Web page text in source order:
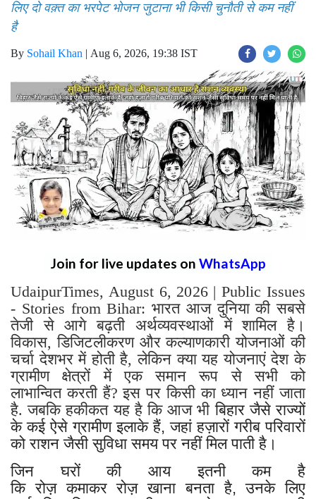
लिए दो वक़्त का भरपेट भोजन जुटाना भी किसी चुनौती से कम नहीं
है
By Sohail Khan | Aug 6, 2026, 19:38 IST
Join for live updates on WhatsApp
UdaipurTimes, August 6, 2026 | Public Issues
- Stories from Bihar: भारत आज दुनिया की सबसे
तेजी से आगे बढ़ती अर्थव्यवस्थाओं में शामिल है।
विकास, डिजिटलीकरण और कल्याणकारी योजनाओं की
चर्चा देशभर में होती है, लेकिन क्या यह योजनाएं देश के
ग्रामीण क्षेत्रों में एक समान रूप से सभी को
लाभान्वित करती हैं? इस पर किसी का ध्यान नहीं जाता
है. जबकि हकीकत यह है कि आज भीबिहार जैसे राज्यों
के कई ऐसे ग्रामीण इलाके हैं, जहां हज़ारों गरीब परिवारों
को राशन जैसी सुविधा समय पर नहीं मिल पाती है।
जिन घरों की आय इतनी कम है
कि रोज़ कमाकर रोज़ खाना बनता है, उनके लिए